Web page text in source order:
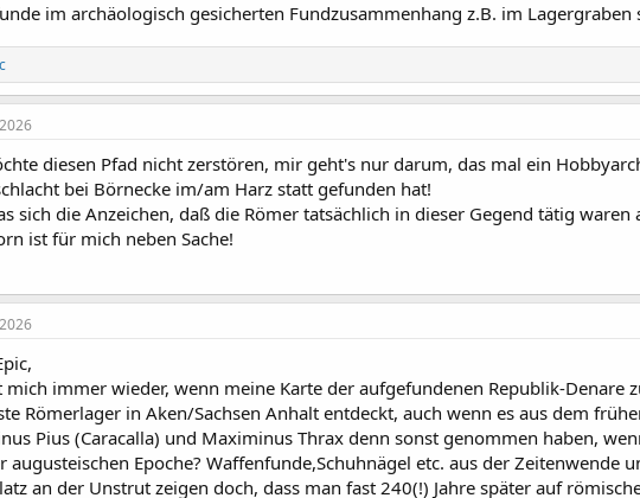
im archäologisch gesicherten Fundzusammenhang z.B. im Lagergraben
diesen Pfad nicht zerstören, mir geht's nur darum, das mal ein
bei Börnecke im/am Harz statt gefunden hat!
sich die Anzeichen, daß die Römer tatsächlich in dieser Gegend tätig waren
ist für mich neben Sache!
mich immer wieder, wenn meine Karte der aufgefundenen Republik-
Römerlager in Aken/Sachsen Anhalt entdeckt, auch wenn es aus dem
Pius (Caracalla) und Maximinus Thrax denn sonst genommen haben,
augusteischen Epoche? Waffenfunde,Schuhnägel etc. aus der Zeitenwende
an der Unstrut zeigen doch, dass man fast 240(!) Jahre später auf